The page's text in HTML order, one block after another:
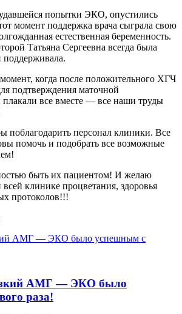
попытки ЭКО, опустились
момент поддержка врача сыграла свою
естественная беременность.
Татьяна Сергеевна всегда была
поддерживала.
когда после положительного ХГЧ
подтверждения маточной
все вместе — все наши труды
поблагодарить персонал клиники. Все
помочь и подобрать все возможные
быть их пациентом! И желаю
всей клинике процветания, здоровья
протоколов!!!
АМГ — ЭКО было
раза!